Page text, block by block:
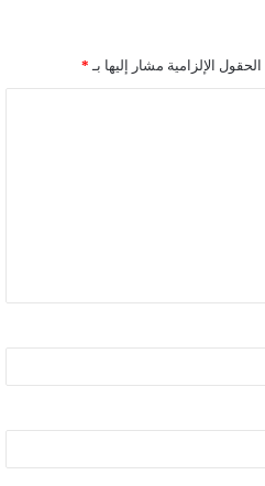
الحقول الإلزامية مشار إليها بـ *